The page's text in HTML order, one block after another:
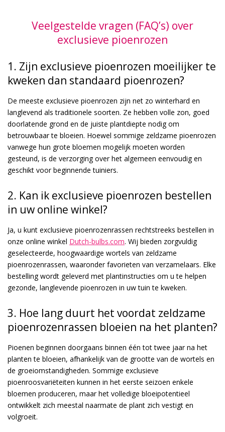
Veelgestelde vragen (FAQ’s) over
exclusieve pioenrozen
1. Zijn exclusieve pioenrozen moeilijker te
kweken dan standaard pioenrozen?
De meeste exclusieve pioenrozen zijn net zo winterhard en
langlevend als traditionele soorten. Ze hebben volle zon, goed
doorlatende grond en de juiste plantdiepte nodig om
betrouwbaar te bloeien. Hoewel sommige zeldzame pioenrozen
vanwege hun grote bloemen mogelijk moeten worden
gesteund, is de verzorging over het algemeen eenvoudig en
geschikt voor beginnende tuiniers.
2. Kan ik exclusieve pioenrozen bestellen
in uw online winkel?
Ja, u kunt exclusieve pioenrozenrassen rechtstreeks bestellen in
onze online winkel Dutch-bulbs.com. Wij bieden zorgvuldig
geselecteerde, hoogwaardige wortels van zeldzame
pioenrozenrassen, waaronder favorieten van verzamelaars. Elke
bestelling wordt geleverd met plantinstructies om u te helpen
gezonde, langlevende pioenrozen in uw tuin te kweken.
3. Hoe lang duurt het voordat zeldzame
pioenrozenrassen bloeien na het planten?
Pioenen beginnen doorgaans binnen één tot twee jaar na het
planten te bloeien, afhankelijk van de grootte van de wortels en
de groeiomstandigheden. Sommige exclusieve
pioenroosvariëteiten kunnen in het eerste seizoen enkele
bloemen produceren, maar het volledige bloeipotentieel
ontwikkelt zich meestal naarmate de plant zich vestigt en
volgroeit.